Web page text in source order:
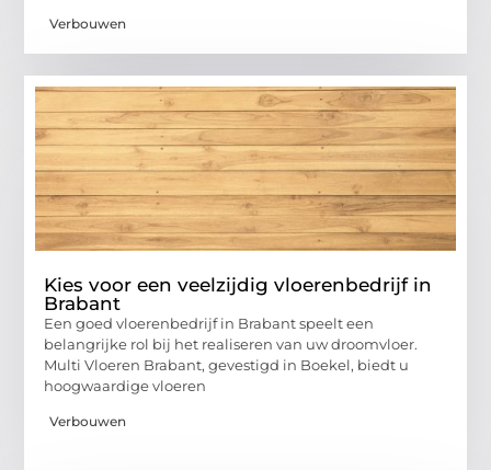
Verbouwen
Kies voor een veelzijdig vloerenbedrijf in
Brabant
Een goed vloerenbedrijf in Brabant speelt een
belangrijke rol bij het realiseren van uw droomvloer.
Multi Vloeren Brabant, gevestigd in Boekel, biedt u
hoogwaardige vloeren
Verbouwen